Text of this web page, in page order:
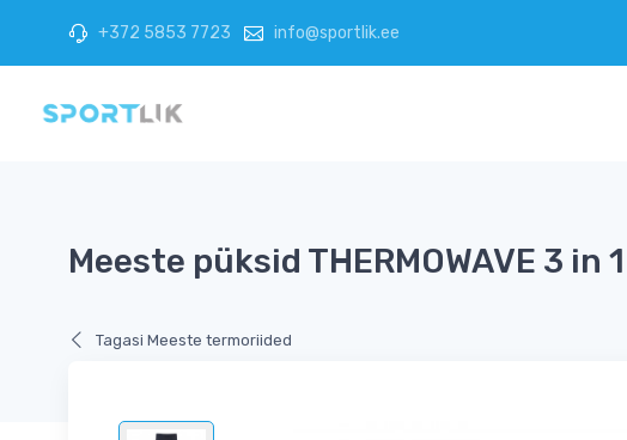
+372 5853 7723 info@sportlik.ee
Meeste püksid THERMOWAVE 3 in 1
Tagasi Meeste termoriided